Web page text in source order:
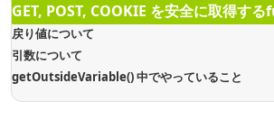
GET, POST, COOKIE を安全に取得す
戻り値について
引数について
getOutsideVariable() 中でやっていること